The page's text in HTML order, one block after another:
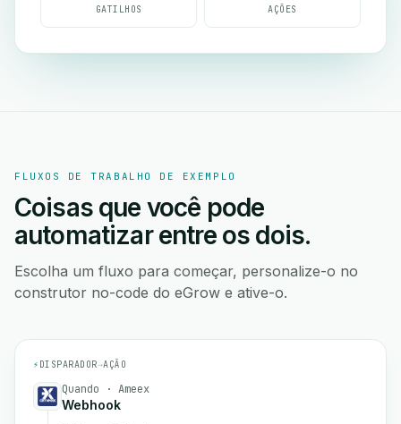
GATILHOS AÇÕES
FLUXOS DE TRABALHO DE EXEMPLO
Coisas que você pode
automatizar entre os dois.
Escolha um fluxo para começar, personalize-o no
construtor no-code do eGrow e ative-o.
⚡ DISPARADOR→AÇÃO
Quando · Ameex
Webhook